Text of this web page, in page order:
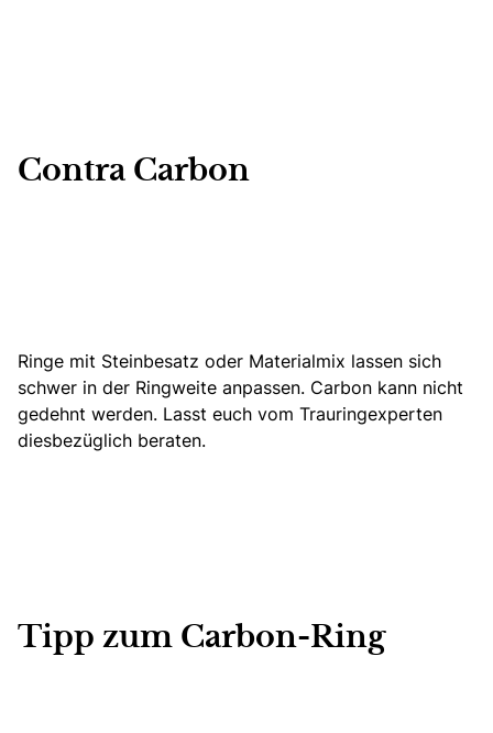
Contra Carbon
Ringe mit Steinbesatz oder Materialmix lassen sich
schwer in der Ringweite anpassen. Carbon kann nicht
gedehnt werden. Lasst euch vom Trauringexperten
diesbezüglich beraten.
Tipp zum Carbon-Ring